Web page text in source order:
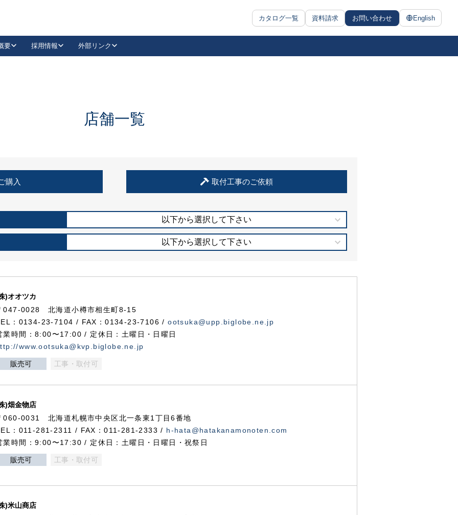
カタログ一覧 資料請求 お問い合わせ English
抗ウイルス・抗菌製品
要 採用情報 外部リンク
LinkedIn
住宅使用部材標準化推進協議会
店舗一覧
購入 取付工事のご依頼
以下から選択して下さい
以下から選択して下さい
)オオツカ
047-0028 北海道小樽市相生町8-15
：0134-23-7104 / FAX：0134-23-7106 /ootsuka@upp.biglobe.ne.jp
業時間：8:00〜17:00 / 定休日：土曜日・日曜日
www.ootsuka@kvp.biglobe.ne.jp
販売可 工事・取付可
)畑金物店
060-0031 北海道札幌市中央区北一条東1丁目6番地
：011-281-2311 / FAX：011-281-2333 / h-hata@hatakanamonoten.com
業時間：9:00〜17:30 / 定休日：土曜日・日曜日・祝祭日
販売可 工事・取付可
)米山商店